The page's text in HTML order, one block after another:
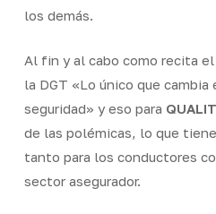
los demás.
Al fin y al cabo como recita
la DGT «Lo único que cambia
seguridad» y eso para
de las polémicas, lo que
tanto para los conductores
sector asegurador.